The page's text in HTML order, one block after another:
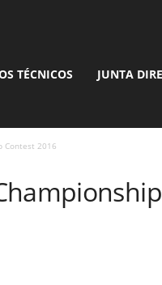
TÉCNICOS JUNTA
Contest 2016